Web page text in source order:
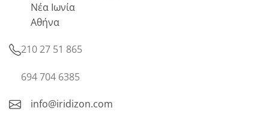
Νέα Ιωνία
Αθήνα
210 27 51 865
694 704 6385
info@iridizon.com